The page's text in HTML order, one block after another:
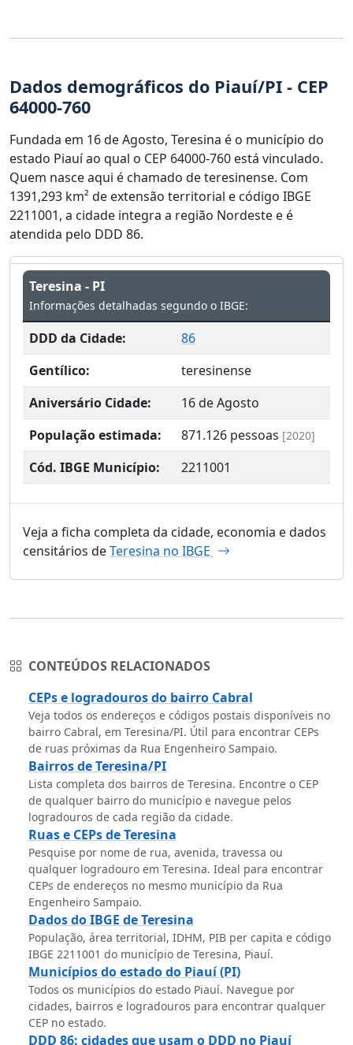
Dados demográficos do Piauí/PI - CEP
64000-760
Fundada em 16 de Agosto, Teresina é o município do
estado Piauí ao qual o CEP 64000-760 está vinculado.
Quem nasce aqui é chamado de teresinense. Com
1391,293 km² de extensão territorial e código IBGE
2211001, a cidade integra a região Nordeste e é
atendida pelo DDD 86.
Teresina - PI
Informações detalhadas segundo o IBGE:
DDD da Cidade:
86
Gentílico:
teresinense
Aniversário Cidade:
16 de Agosto
População estimada:
871.126 pessoas [2020]
Cód. IBGE Município: 2211001
Veja a ficha completa da cidade, economia e dados
censitários deTeresina no IBGE
CONTEÚDOS RELACIONADOS
CEPs e logradouros do bairro Cabral
Veja todos os endereços e códigos postais disponíveis no
bairro Cabral, em Teresina/PI. Útil para encontrar CEPs
de ruas próximas da Rua Engenheiro Sampaio.
Bairros de Teresina/PI
Lista completa dos bairros de Teresina. Encontre o CEP
de qualquer bairro do município e navegue pelos
logradouros de cada região da cidade.
Ruas e CEPs de Teresina
Pesquise por nome de rua, avenida, travessa ou
qualquer logradouro em Teresina. Ideal para encontrar
CEPs de endereços no mesmo município da Rua
Engenheiro Sampaio.
Dados do IBGE de Teresina
População, área territorial, IDHM, PIB per capita e código
IBGE 2211001 do município de Teresina, Piauí.
Municípios do estado do Piauí (PI)
Todos os municípios do estado Piauí. Navegue por
cidades, bairros e logradouros para encontrar qualquer
CEP no estado.
DDD 86: cidades que usam o DDD no Piauí